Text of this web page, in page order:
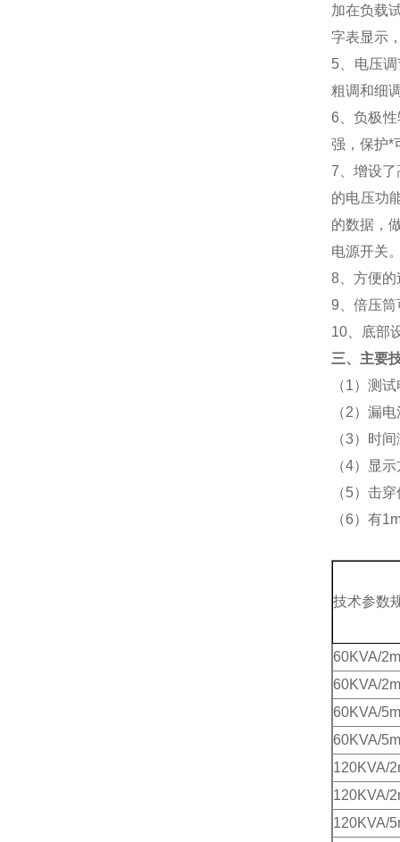
加在负载
字表显示
5 、电压
粗调和细
6 、负极
强，保护*
7 、增设
的电压功
的数据，
电源开关
8 、方便
9 、倍压
10 、底
三、主要
（1）测
（2）漏
（3）时
（4）显
（5）击
（6）有
技术参数
60KVA/
60KVA/
60KVA/
60KVA/
120KVA/
120KVA/
120KVA/